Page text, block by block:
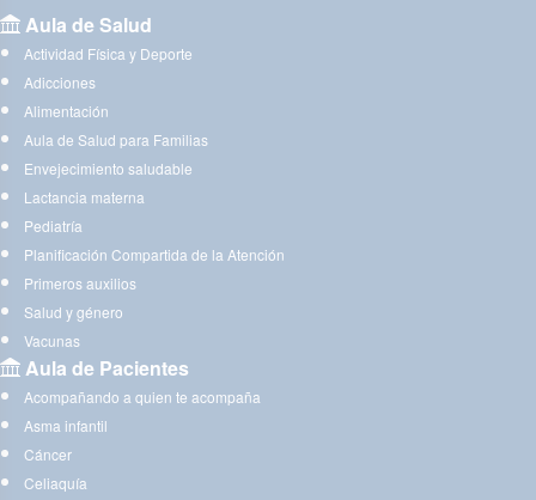
Aula de Salud
Actividad Física y Deporte
Adicciones
Alimentación
Aula de Salud para Familias
Envejecimiento saludable
Lactancia materna
Pediatría
Planificación Compartida de la Atención
Primeros auxilios
Salud y género
Vacunas
Aula de Pacientes
Acompañando a quien te acompaña
Asma infantil
Cáncer
Celiaquía